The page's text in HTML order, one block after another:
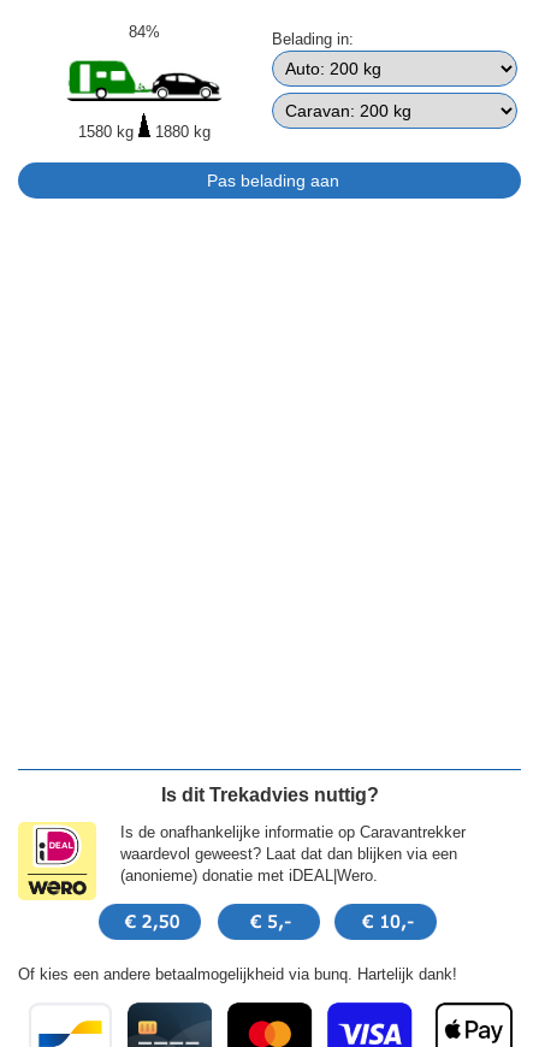
84%
1580 kg 1880 kg
Belading in:
Is dit Trekadvies nuttig?
Is de onafhankelijke informatie op Caravantrekker
waardevol geweest? Laat dat dan blijken via een
(anonieme) donatie met iDEAL|Wero.
Of kies een andere betaalmogelijkheid via bunq. Hartelijk dank!